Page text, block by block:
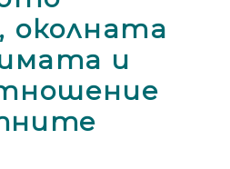
околната
и